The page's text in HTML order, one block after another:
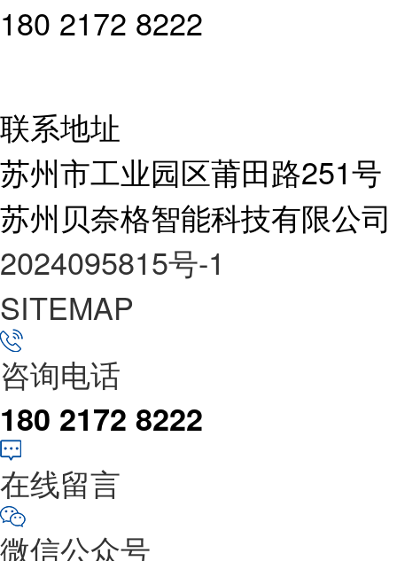
180 2172 8222
联系地址
苏州市工业园区莆田路251号
苏州贝奈格智能科技有限公
2024095815号-1
SITEMAP
咨询电话
180 2172 8222
在线留言
微信公众号